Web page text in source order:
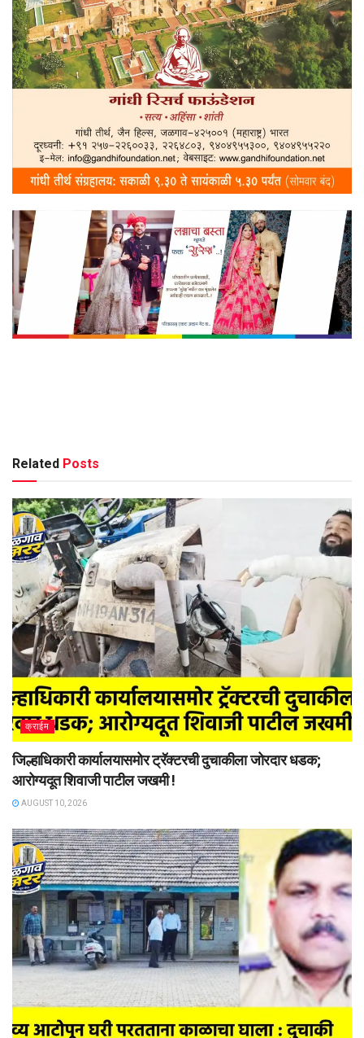
Related Posts
क्राईम
जिल्हाधिकारी कार्यालयासमोर ट्रॅक्टरची दुचाकीला जोरदार धडक;
आरोग्यदूत शिवाजी पाटील जखमी !
AUGUST 10, 2026